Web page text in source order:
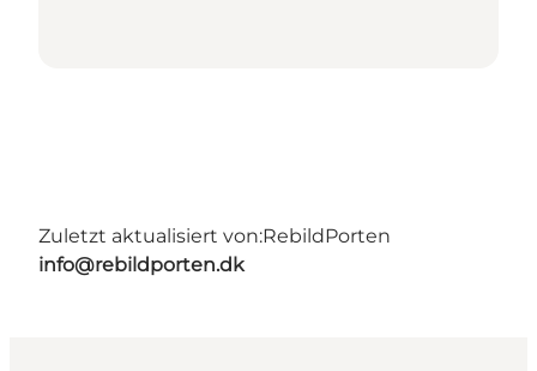
Zuletzt aktualisiert von:RebildPorten
info@rebildporten.dk